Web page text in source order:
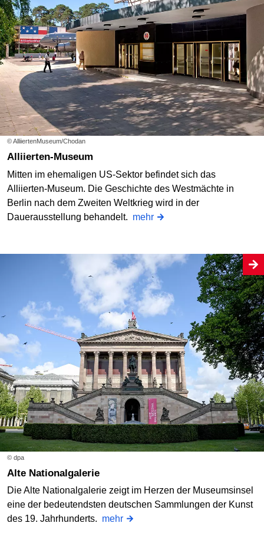
© AlliiertenMuseum/Chodan
Alliierten-Museum
Mitten im ehemaligen US-Sektor befindet sich das
Alliierten-Museum. Die Geschichte des Westmächte in
Berlin nach dem Zweiten Weltkrieg wird in der
Dauerausstellung behandelt. mehr
© dpa
Alte Nationalgalerie
Die Alte Nationalgalerie zeigt im Herzen der Museumsinsel
eine der bedeutendsten deutschen Sammlungen der Kunst
des 19. Jahrhunderts. mehr